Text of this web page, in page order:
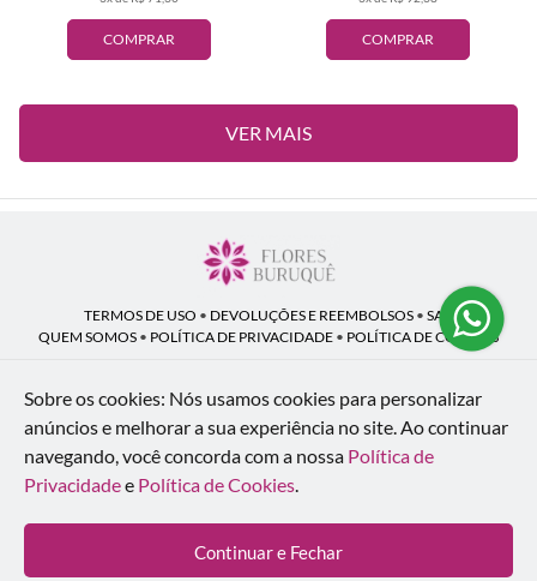
COMPRAR COMPRAR
VER MAIS
TERMOS DE USO • DEVOLUÇÕES E REEMBOLSOS • SAC
QUEM SOMOS • POLÍTICA DE PRIVACIDADE • POLÍTICA DE COOKIES
Flores Buruquê | CNPJ: 53.136.758/0001-18
Rua Coronel João Guilherme Guimarães, 1640 - Bom Retiro - Curitiba - PR -
80520-280
WhatsApp: (41) 98154-876| Telefone: (41) 9 9815-4876
© 2024-2026 - Todos os direitos reservados - Desenvolvido por
Inteligentes
Sobre os cookies: Nós usamos cookies para personalizar
anúncios e melhorar a sua experiência no site.Ao continuar
navegando, você concorda com a nossa Política de
Privacidadee Política de Cookies.
Continuar e Fechar